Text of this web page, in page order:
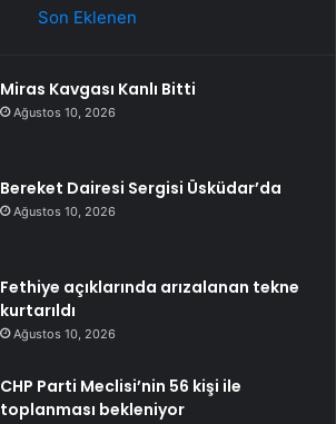
Son Eklenen
Miras Kavgası Kanlı Bitti
Ağustos 10, 2026
Bereket Dairesi Sergisi Üsküdar’da
Ağustos 10, 2026
Fethiye açıklarında arızalanan tekne
kurtarıldı
Ağustos 10, 2026
CHP Parti Meclisi’nin 56 kişi ile
toplanması bekleniyor